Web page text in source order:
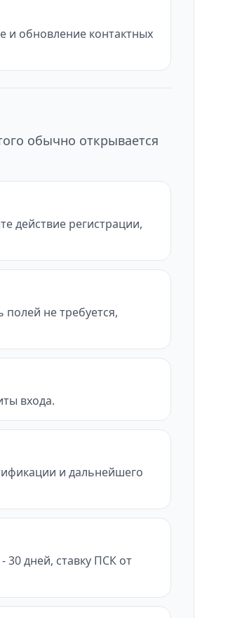
и обновление контактных
обычно открывается
действие регистрации,
не требуется,
входа.
и дальнейшего
30 дней, ставку ПСК от